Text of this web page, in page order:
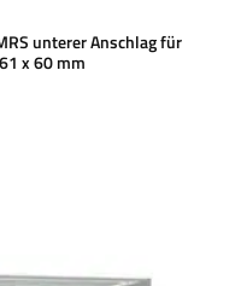
unterer Anschlag für
x 60 mm